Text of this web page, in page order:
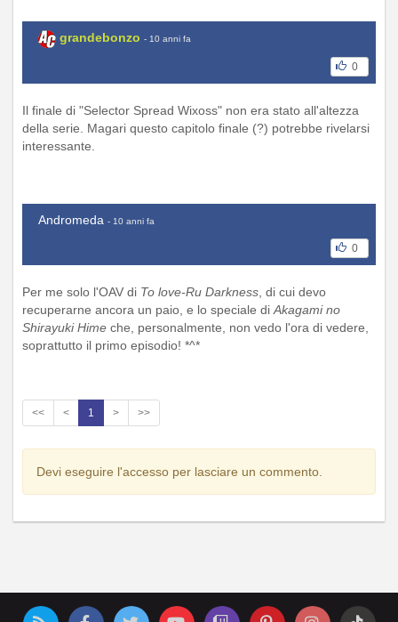
grandebonzo - 10 anni fa
0
Il finale di "Selector Spread Wixoss" non era stato all'altezza
della serie. Magari questo capitolo finale (?) potrebbe rivelarsi
interessante.
Andromeda - 10 anni fa
0
Per me solo l'OAV di To love-Ru Darkness , di cui devo
recuperarne ancora un paio, e lo speciale di Akagami no
Shirayuki Hime che, personalmente, non vedo l'ora di vedere,
soprattutto il primo episodio! *^*
<< < 1 > >>
Devi eseguire l'accesso per lasciare un commento.